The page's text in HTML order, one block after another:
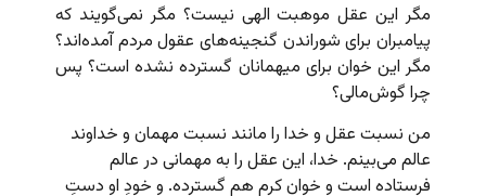
مگر این عقل موهبت الهی نیست؟ مگر نمی‌گویند که
پیامبران برای شوراندن گنجینه‌های عقول مردم آمده‌اند؟
مگر این خوان برای میهمانان گسترده نشده است؟ پس
چرا گوش‌مالی؟
من نسبت عقل و خدا را مانند نسبت مهمان و خداوند
عالم می‌بینم. خدا، این عقل را به مهمانی در عالم
فرستاده است و خوان کرم هم گسترده. و خودِ او دستِ‌